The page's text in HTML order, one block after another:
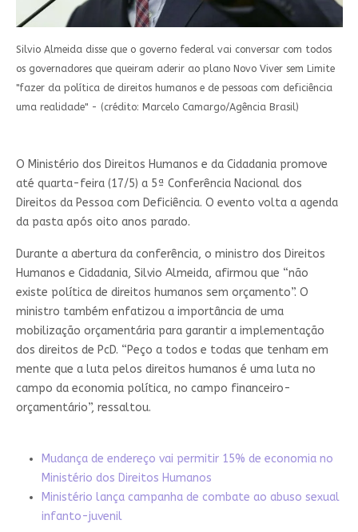
Silvio Almeida disse que o governo federal vai conversar com todos
os governadores que queiram aderir ao plano Novo Viver sem Limite
"fazer da política de direitos humanos e de pessoas com deficiência
uma realidade" - (crédito: Marcelo Camargo/Agência Brasil)
O Ministério dos Direitos Humanos e da Cidadania promove
até quarta-feira (17/5) a 5ª Conferência Nacional dos
Direitos da Pessoa com Deficiência. O evento volta a agenda
da pasta após oito anos parado.
Durante a abertura da conferência, o ministro dos Direitos
Humanos e Cidadania, Silvio Almeida, afirmou que “não
existe política de direitos humanos sem orçamento”. O
ministro também enfatizou a importância de uma
mobilização orçamentária para garantir a implementação
dos direitos de PcD. “Peço a todos e todas que tenham em
mente que a luta pelos direitos humanos é uma luta no
campo da economia política, no campo financeiro-
orçamentário”, ressaltou.
Mudança de endereço vai permitir 15% de economia no
Ministério dos Direitos Humanos
Ministério lança campanha de combate ao abuso sexual
infanto-juvenil